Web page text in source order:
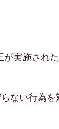
実施された
ない行為を